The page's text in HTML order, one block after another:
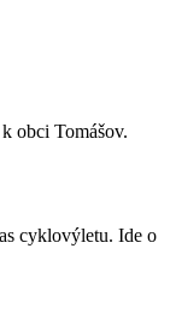
obci Tomášov.
cyklovýletu. Ide o